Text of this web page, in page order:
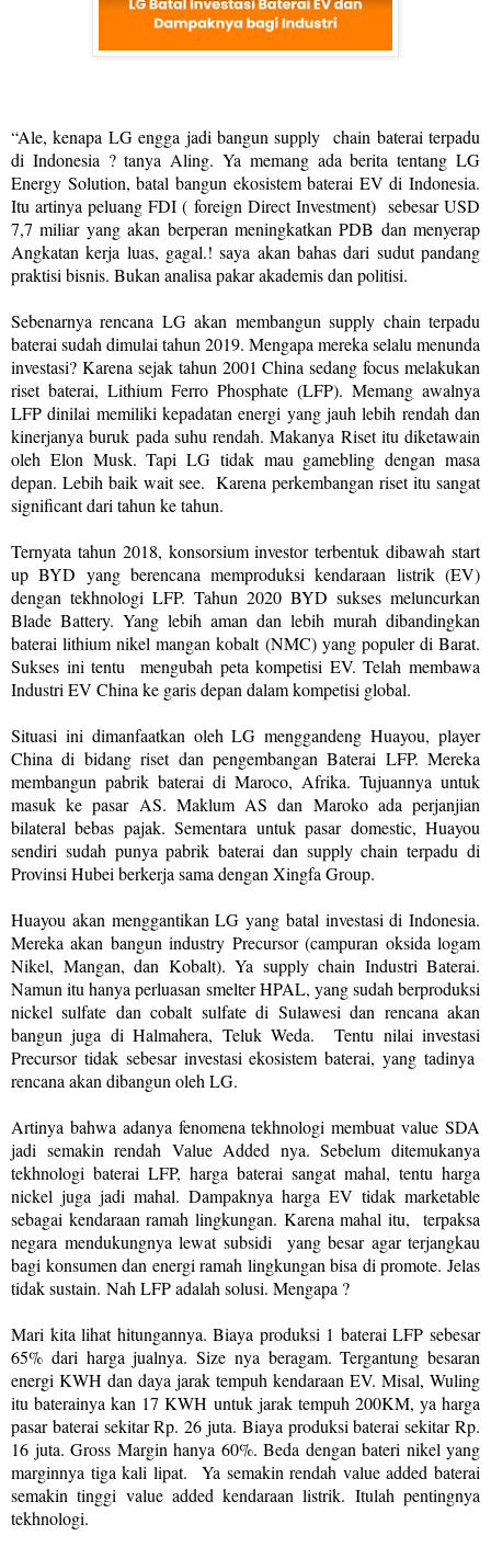
“Ale, kenapa LG engga jadi bangun supply chain baterai terpadu
di Indonesia ? tanya Aling. Ya memang ada berita tentang LG
Energy Solution, batal bangun ekosistem baterai EV di Indonesia.
Itu artinya peluang FDI ( foreign Direct Investment) sebesar USD
7,7 miliar yang akan berperan meningkatkan PDB dan menyerap
Angkatan kerja luas, gagal.! saya akan bahas dari sudut pandang
praktisi bisnis. Bukan analisa pakar akademis dan politisi.
Sebenarnya rencana LG akan membangun supply chain terpadu
baterai sudah dimulai tahun 2019. Mengapa mereka selalu menunda
investasi? Karena sejak tahun 2001 China sedang focus melakukan
riset baterai, Lithium Ferro Phosphate (LFP). Memang awalnya
LFP dinilai memiliki kepadatan energi yang jauh lebih rendah dan
kinerjanya buruk pada suhu rendah. Makanya Riset itu diketawain
oleh Elon Musk. Tapi LG tidak mau gamebling dengan masa
depan. Lebih baik wait see. Karena perkembangan riset itu sangat
significant dari tahun ke tahun.
Ternyata tahun 2018, konsorsium investor terbentuk dibawah start
up BYD yang berencana memproduksi kendaraan listrik (EV)
dengan tekhnologi LFP. Tahun 2020 BYD sukses meluncurkan
Blade Battery. Yang lebih aman dan lebih murah dibandingkan
baterai lithium nikel mangan kobalt (NMC) yang populer di Barat.
Sukses ini tentu
mengubah peta kompetisi EV. Telah membawa
Industri EV China ke garis depan dalam kompetisi global.
Situasi ini dimanfaatkan oleh LG menggandeng Huayou, player
China di bidang riset dan pengembangan Baterai LFP. Mereka
membangun pabrik baterai di Maroco, Afrika. Tujuannya untuk
masuk ke pasar AS. Maklum AS dan Maroko ada perjanjian
bilateral bebas pajak. Sementara untuk pasar domestic, Huayou
sendiri sudah punya pabrik baterai dan supply chain terpadu di
Provinsi Hubei berkerja sama dengan Xingfa Group.
Huayou akan menggantikan LG yang batal investasi di Indonesia.
Mereka akan bangun industry Precursor (campuran oksida logam
Nikel, Mangan, dan Kobalt). Ya supply chain Industri Baterai.
Namun itu hanya perluasan smelter HPAL, yang sudah berproduksi
nickel sulfate dan cobalt sulfate di Sulawesi dan rencana akan
bangun juga di Halmahera, Teluk Weda.
Tentu nilai investasi
Precursor tidak sebesar investasi ekosistem baterai, yang tadinya
rencana akan dibangun oleh LG.
Artinya bahwa adanya fenomena tekhnologi membuat value SDA
jadi semakin rendah Value Added nya. Sebelum ditemukanya
tekhnologi baterai LFP, harga baterai sangat mahal, tentu harga
nickel juga jadi mahal. Dampaknya harga EV tidak marketable
sebagai kendaraan ramah lingkungan. Karena mahal itu, terpaksa
negara mendukungnya lewat subsidi yang besar agar terjangkau
bagi konsumen dan energi ramah lingkungan bisa di promote. Jelas
tidak sustain. Nah LFP adalah solusi. Mengapa ?
Mari kita lihat hitungannya. Biaya produksi 1 baterai LFP sebesar
65% dari harga jualnya. Size nya beragam. Tergantung besaran
energi KWH dan daya jarak tempuh kendaraan EV. Misal, Wuling
itu baterainya kan 17 KWH untuk jarak tempuh 200KM, ya harga
pasar baterai sekitar Rp. 26 juta. Biaya produksi baterai sekitar Rp.
16 juta. Gross Margin hanya 60%. Beda dengan bateri nikel yang
marginnya tiga kali lipat.
Ya semakin rendah value added baterai
semakin tinggi value added kendaraan listrik. Itulah pentingnya
tekhnologi.